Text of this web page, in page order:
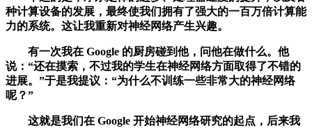
种计算设备的发展，最终使我们拥有了强大的一百万倍计算能
力的系统。这让我重新对神经网络产生兴趣。
有一次我在 Google 的厨房碰到他，问他在做什么。他
说：“还在摸索，不过我的学生在神经网络方面取得了不错的
进展。”于是我提议：“为什么不训练一些非常大的神经网络
呢？”
这就是我们在 Google 开始神经网络研究的起点，后来我